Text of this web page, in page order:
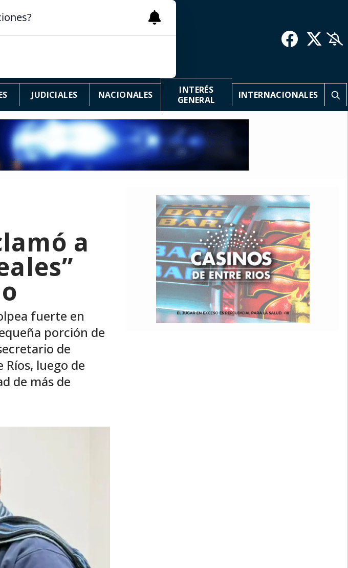
JUDICIALES NACIONALES
INTERÉS
GENERAL
INTERNACIONALES
a
fuerte en
porción de
de
luego de
de más de